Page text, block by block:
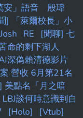
安」語音 殷瑋
] 「萊爾校長」小
RE
[閒聊] 七
命的剩下湖人
深偽賴清德影片
營收 6月第21名
美點名「月之暗
談何時意識到自
[Holo]
[Vtub]